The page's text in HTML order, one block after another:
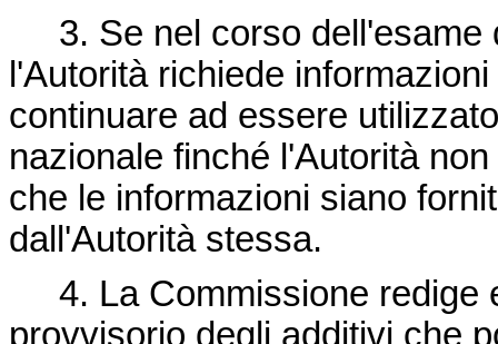
3. Se nel corso dell'esame
l'Autorità richiede
continuare ad essere
nazionale finché l'Autorità
che le informazioni siano
dall'Autorità stessa.
4. La Commissione redige
provvisorio degli additivi che